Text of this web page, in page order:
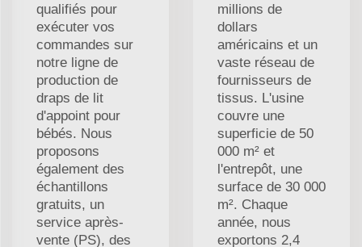
qualifiés pour
exécuter vos
commandes sur
notre ligne de
production de
draps de lit
d'appoint pour
bébés. Nous
proposons
également des
échantillons
gratuits, un
service après-
vente (PS), des
millions de
dollars
américains et un
vaste réseau de
fournisseurs de
tissus. L'usine
couvre une
superficie de 50
000 m² et
l'entrepôt, une
surface de 30 000
m². Chaque
année, nous
exportons 2,4